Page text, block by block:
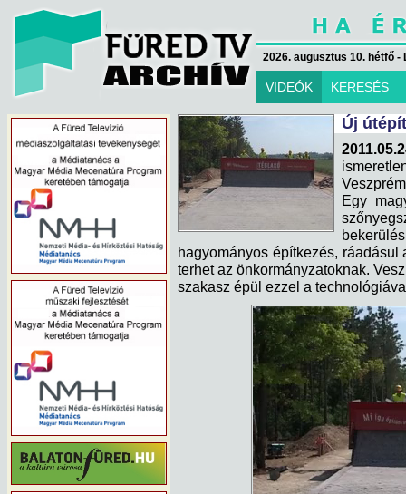
2026. augusztus 10. hétfő -
VIDEÓK KERESÉS
Új
Egy
hagyományos építkezés,
terhet az önkormányzatoknak.
szakasz épül ezzel a